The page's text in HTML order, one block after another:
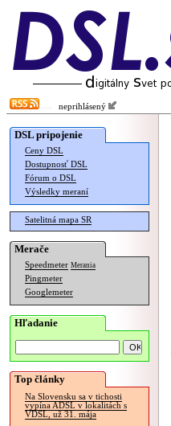
neprihlásený
DSL pripojenie
Ceny DSL
Dostupnosť DSL
Fórum o DSL
Výsledky meraní
Satelitná mapa SR
Merače
Speedmeter Merania
Pingmeter
Googlemeter
Hľadanie
Top články
Na Slovensku sa v tichosti
vypína ADSL v lokalitách s
VDSL, už 31. mája